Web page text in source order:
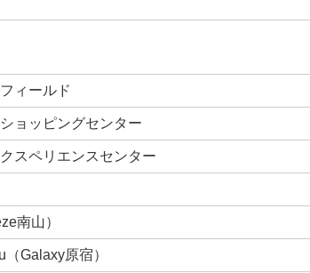
ィールド
ョッピングセンター
スペリエンスセンター
南山）
Galaxy原宿）